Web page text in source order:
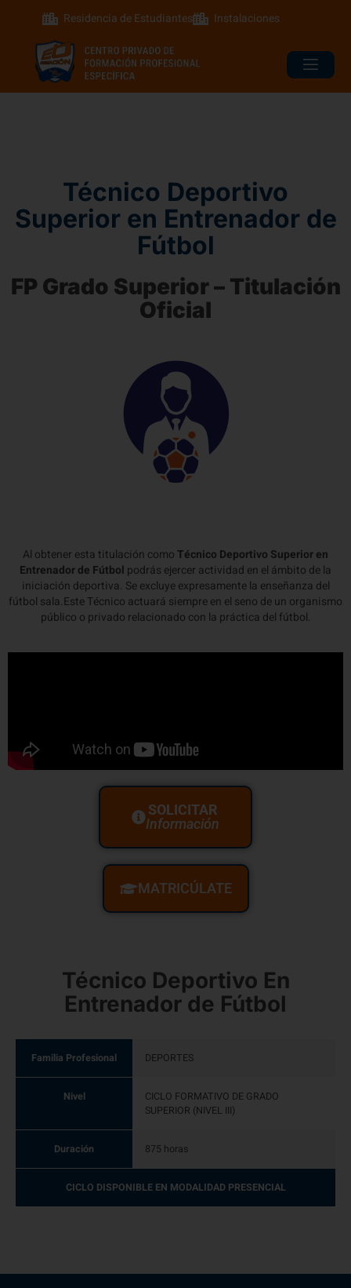
Residencia de Estudiantes Instalaciones
Técnico Deportivo
Superior en Entrenador de
Fútbol
FP Grado Superior – Titulación
Oficial
Al obtener esta titulación comoTécnico Deportivo Superior en
Entrenador de Fútbol podrás ejercer actividad en el ámbito de la
iniciación deportiva. Se excluye expresamente la enseñanza del
fútbol sala.Este Técnico actuará siempre en el seno de un organismo
público o privado relacionado con la práctica del fútbol.
SOLICITAR
Información
MATRICÚLATE
Técnico Deportivo En
Entrenador de Fútbol
Familia Profesional DEPORTES
Nivel
CICLO FORMATIVO DE GRADO
SUPERIOR (NIVEL III)
Duración 875 horas
CICLO DISPONIBLE EN MODALIDAD PRESENCIAL